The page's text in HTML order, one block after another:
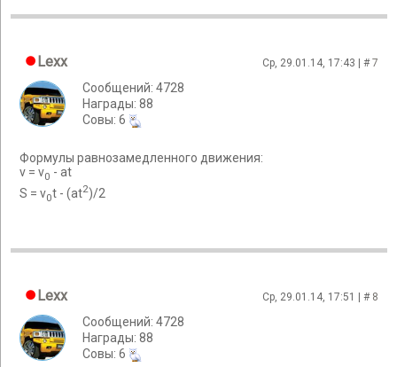
Lexx Ср, 29.01.14, 17:43 | #7
Сообщений: 4728
Награды: 88
Cовы: 6
Формулы равнозамедленного движения:
v = v0 - at
S = v0t - (at2)/2
Lexx Ср, 29.01.14, 17:51 | # 8
Сообщений: 4728
Награды: 88
Cовы: 6